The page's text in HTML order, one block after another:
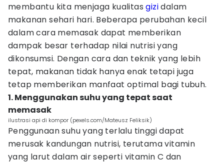
membantu kita menjaga kualitasgizidalam
makanan sehari hari. Beberapa perubahan kecil
dalam cara memasak dapat memberikan
dampak besar terhadap nilai nutrisi yang
dikonsumsi. Dengan cara dan teknik yang lebih
tepat, makanan tidak hanya enak tetapi juga
tetap memberikan manfaat optimal bagi tubuh.
1. Menggunakan suhu yang tepat saat
memasak
ilustrasi api di kompor (pexels.com/Mateusz Feliksik)
Penggunaan suhu yang terlalu tinggi dapat
merusak kandungan nutrisi, terutama vitamin
yang larut dalam air seperti vitamin C dan